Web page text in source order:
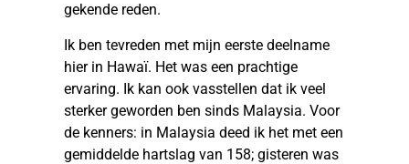
gekende reden.
Ik ben tevreden met mijn eerste deelname
hier in Hawaï. Het was een prachtige
ervaring. Ik kan ook vasstellen dat ik veel
sterker geworden ben sinds Malaysia. Voor
de kenners: in Malaysia deed ik het met een
gemiddelde hartslag van 158; gisteren was